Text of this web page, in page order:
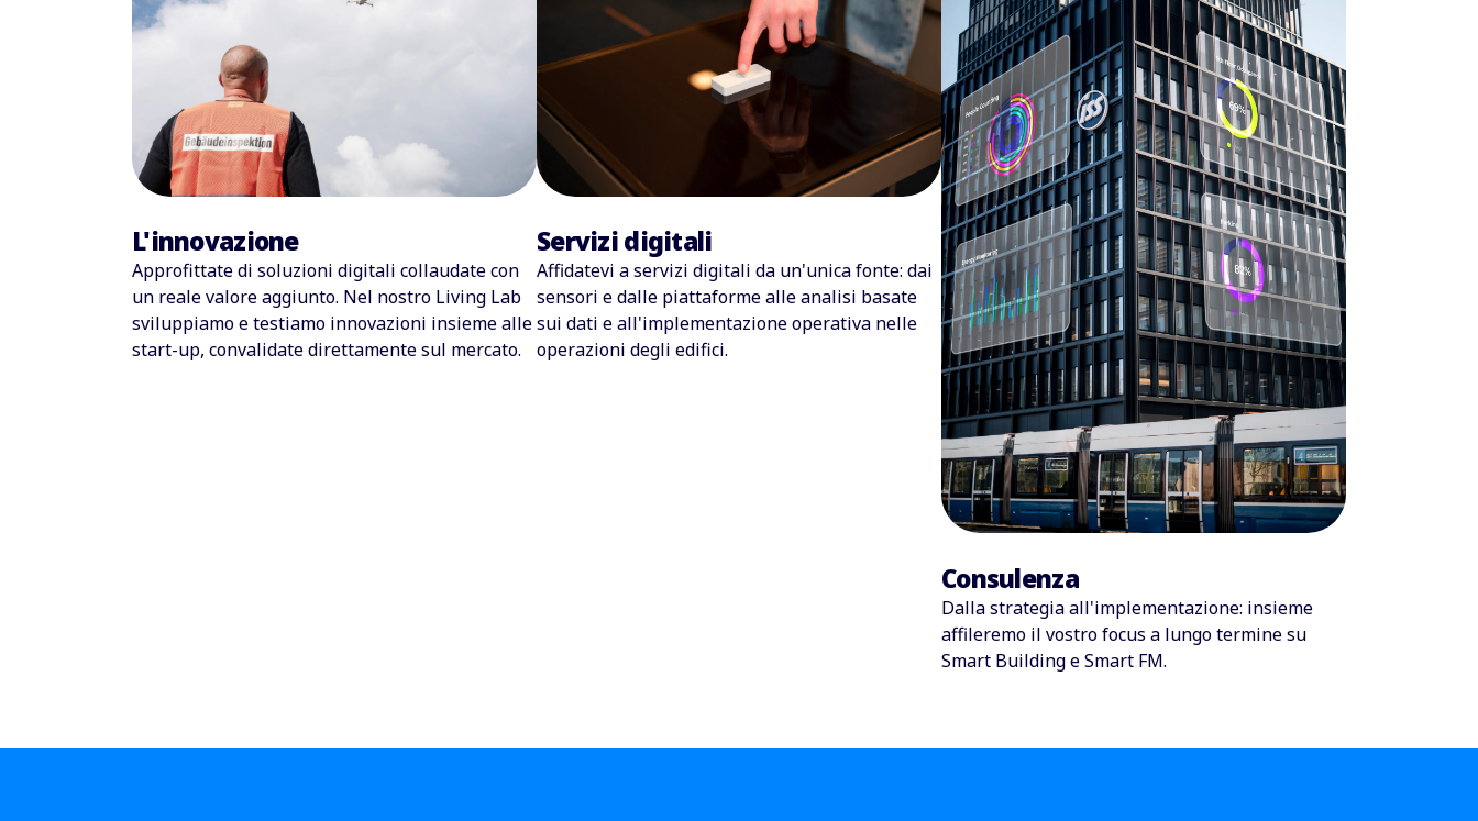
L'innovazione
Approfittate di soluzioni digitali collaudate con
un reale valore aggiunto. Nel nostro Living Lab
sviluppiamo e testiamo innovazioni insieme alle
start-up, convalidate direttamente sul mercato.
Servizi digitali
Affidatevi a servizi digitali da un'unica fonte: dai
sensori e dalle piattaforme alle analisi basate
sui dati e all'implementazioneoperativa nelle
operazioni degli edifici.
Consulenza
Dalla strategia all'implementazione: insieme
affileremo il vostro focus a lungo termine su
Smart BuildingeSmart FM.